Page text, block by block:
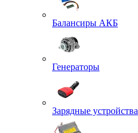
Балансиры АКБ
Генераторы
Зарядные устройства